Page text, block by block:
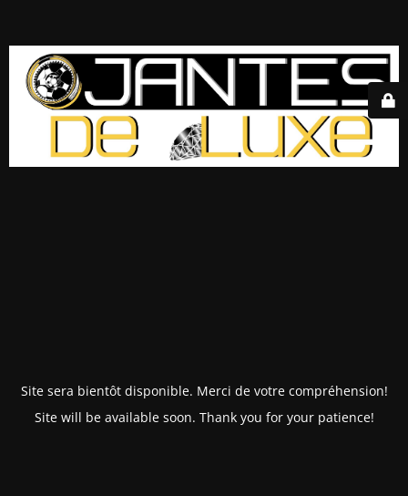
Site sera bientôt disponible. Merci de votre compréhension!
Site will be available soon. Thank you for your patience!